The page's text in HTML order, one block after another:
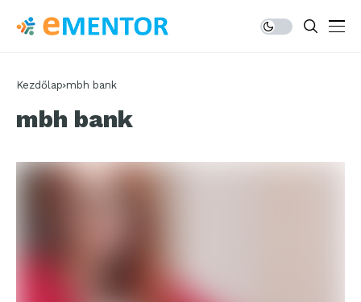
Kezdőlap mbh bank
mbh bank